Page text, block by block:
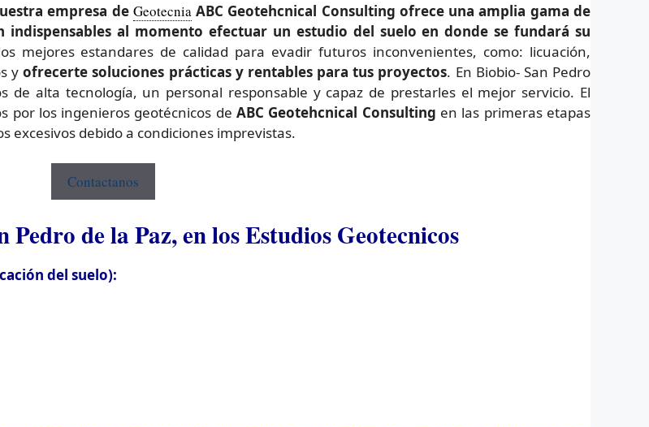
empresa de Geotecnia ABC Geotehcnical Consulting ofrece una amplia gama de
indispensables al momento efectuar un estudio del suelo en donde se fundará su
mejores estandares de calidad para evadir futuros inconvenientes, como: licuación,
yofrecertesoluciones prácticas y rentables para tus proyectos. En Biobio- San Pedro
de alta tecnología, un personal responsable y capaz de prestarles el mejor servicio. El
por los ingenieros geotécnicos deABC Geotehcnical Consulting en las primeras etapas
excesivos debido a condiciones imprevistas.
Contactanos
de la Paz, en los Estudios Geotecnicos
del suelo):